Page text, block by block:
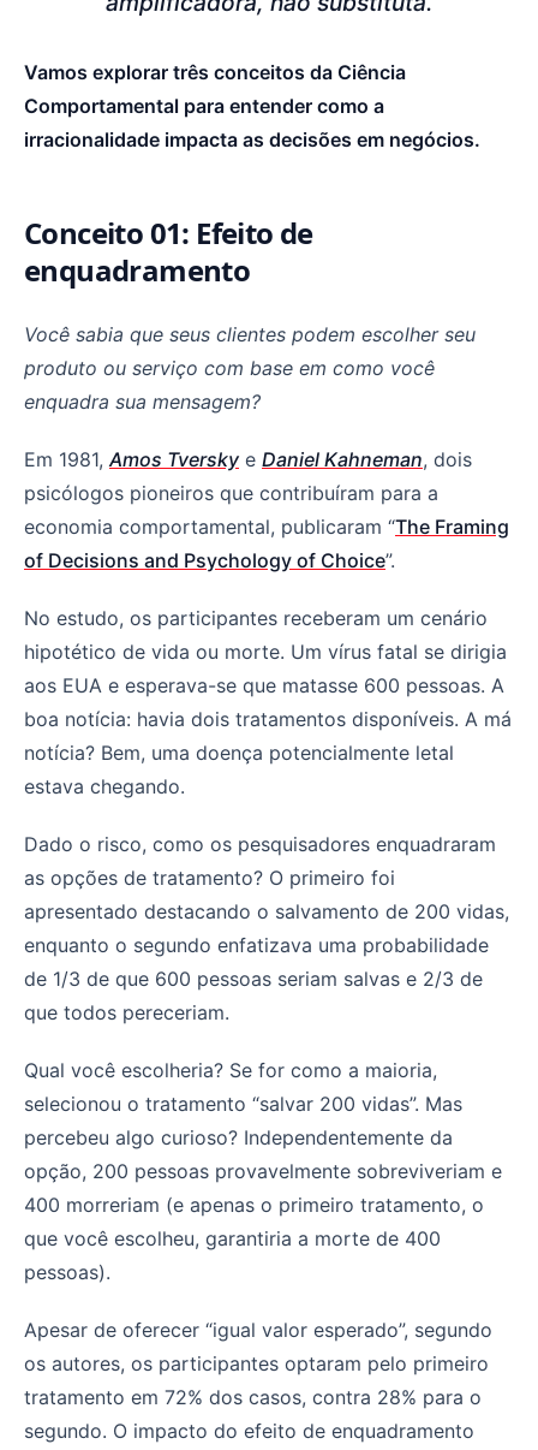
Vamos explorar três conceitos da Ciência
Comportamental para entender como a
irracionalidade impacta as decisões em negócios.
Conceito 01: Efeito de
enquadramento
Você sabia que seus clientes podem escolher seu
produto ou serviço com base em como você
enquadra sua mensagem?
Em 1981, Amos Tversky e Daniel Kahneman, dois
psicólogos pioneiros que contribuíram para a
economia comportamental, publicaram “The Framing
of Decisions and Psychology of Choice”.
No estudo, os participantes receberam um cenário
hipotético de vida ou morte. Um vírus fatal se dirigia
aos EUA e esperava-se que matasse 600 pessoas. A
boa notícia: havia dois tratamentos disponíveis. A má
notícia? Bem, uma doença potencialmente letal
estava chegando.
Dado o risco, como os pesquisadores enquadraram
as opções de tratamento? O primeiro foi
apresentado destacando o salvamento de 200 vidas,
enquanto o segundo enfatizava uma probabilidade
de 1/3 de que 600 pessoas seriam salvas e 2/3 de
que todos pereceriam.
Qual você escolheria? Se for como a maioria,
selecionou o tratamento “salvar 200 vidas”. Mas
percebeu algo curioso? Independentemente da
opção, 200 pessoas provavelmente sobreviveriam e
400 morreriam (e apenas o primeiro tratamento, o
que você escolheu, garantiria a morte de 400
pessoas).
Apesar de oferecer “igual valor esperado”, segundo
os autores, os participantes optaram pelo primeiro
tratamento em 72% dos casos, contra 28% para o
segundo. O impacto do efeito de enquadramento